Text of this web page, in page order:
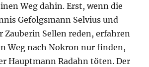
Weg dahin. Erst, wenn die
Gefolgsmann Selvius und
Zauberin Sellen reden, erfahren
Weg nach Nokron nur finden,
Hauptmann Radahn töten. Der